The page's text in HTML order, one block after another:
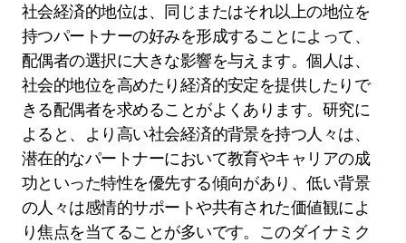
社会経済的地位は、同じまたはそれ以上の地位を
持つパートナーの好みを形成することによって、
配偶者の選択に大きな影響を与えます。個人は、
社会的地位を高めたり経済的安定を提供したりで
きる配偶者を求めることがよくあります。研究に
よると、より高い社会経済的背景を持つ人々は、
潜在的なパートナーにおいて教育やキャリアの成
功といった特性を優先する傾向があり、低い背景
の人々は感情的サポートや共有された価値観によ
り焦点を当てることが多いです。このダイナミク